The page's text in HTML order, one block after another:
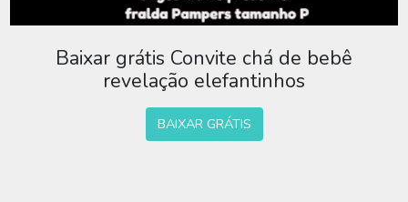
Baixar grátis Convite chá de bebê
revelação elefantinhos
BAIXAR GRÁTIS